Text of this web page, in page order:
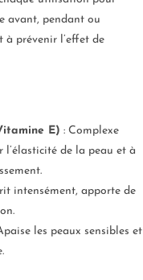
avant, pendant ou
à prévenir l’effet de
E) : Complexe
de la peau et à
intensément, apporte de
les peaux sensibles et